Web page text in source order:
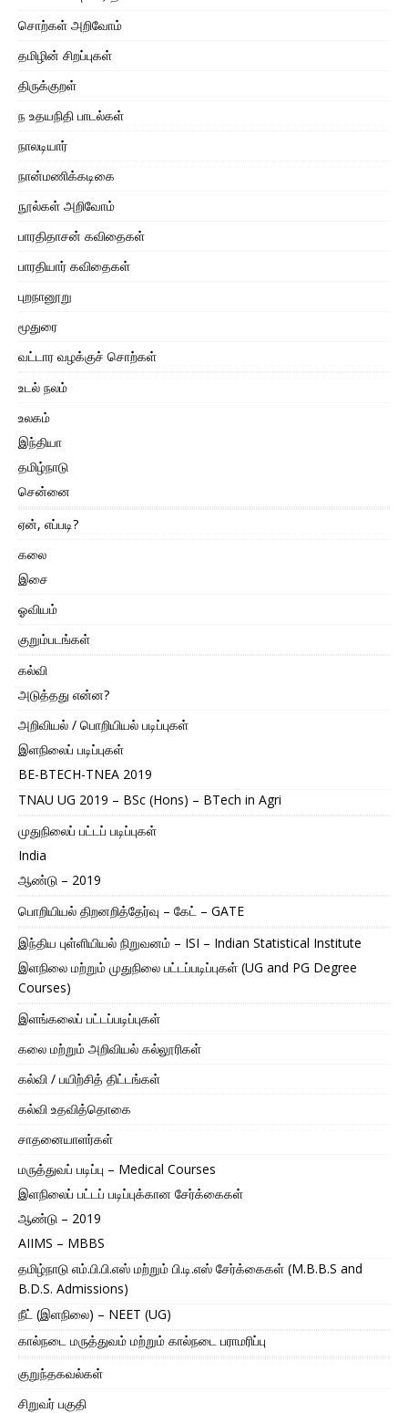
சொற்கள் அறிவோம்
தமிழின் சிறப்புகள்
திருக்குறள்
ந உதயநிதி பாடல்கள்
நாலடியார்
நான்மணிக்கடிகை
நூல்கள் அறிவோம்
பாரதிதாசன் கவிதைகள்
பாரதியார் கவிதைகள்
புறநானூறு
மூதுரை
வட்டார வழக்குச் சொற்கள்
உடல் நலம்
உலகம்
இந்தியா
தமிழ்நாடு
சென்னை
ஏன், எப்படி?
கலை
இசை
ஓவியம்
குறும்படங்கள்
கல்வி
அடுத்தது என்ன?
அறிவியல் / பொறியியல் படிப்புகள்
இளநிலைப் படிப்புகள்
BE-BTECH-TNEA 2019
TNAU UG 2019 – BSc (Hons) – BTech in Agri
முதுநிலைப் பட்டப் படிப்புகள்
India
ஆண்டு – 2019
பொறியியல் திறனறித்தேர்வு – கேட் – GATE
இந்திய புள்ளியியல் நிறுவனம் – ISI – Indian Statistical Institute
இளநிலை மற்றும் முதுநிலை பட்டப்படிப்புகள் (UG and PG Degree
Courses)
இளங்கலைப் பட்டப்படிப்புகள்
கலை மற்றும் அறிவியல் கல்லூரிகள்
கல்வி / பயிற்சித் திட்டங்கள்
கல்வி உதவித்தொகை
சாதனையாளர்கள்
மருத்துவப் படிப்பு – Medical Courses
இளநிலைப் பட்டப் படிப்புக்கான சேர்க்கைகள்
ஆண்டு – 2019
AIIMS – MBBS
தமிழ்நாடு எம்.பி.பி.எஸ் மற்றும் பி.டி.எஸ் சேர்க்கைகள் (M.B.B.S and
B.D.S. Admissions)
நீட் (இளநிலை) – NEET (UG)
கால்நடை மருத்துவம் மற்றும் கால்நடை பராமரிப்பு
குறுந்தகவல்கள்
சிறுவர் பகுதி